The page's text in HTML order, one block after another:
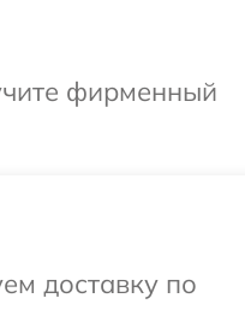
фирменный
доставку по